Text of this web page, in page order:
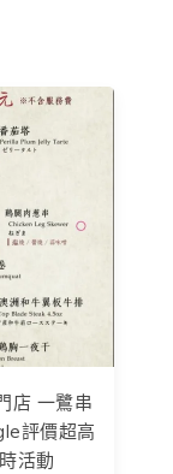
店 一鷺串
評價超高
活動